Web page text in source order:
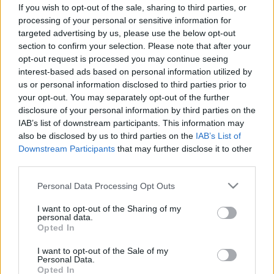
If you wish to opt-out of the sale, sharing to third parties, or
processing of your personal or sensitive information for
targeted advertising by us, please use the below opt-out
section to confirm your selection. Please note that after your
opt-out request is processed you may continue seeing
interest-based ads based on personal information utilized by
us or personal information disclosed to third parties prior to
your opt-out. You may separately opt-out of the further
disclosure of your personal information by third parties on the
IAB’s list of downstream participants. This information may
also be disclosed by us to third parties on the IAB’s List of
Downstream Participants that may further disclose it to other
Please note that this website/app uses one or more Google
not limited to your visit or usage behaviour. You may click to
grant or deny consent to Google and its third-party tags to
use your data for below specified purposes in below Google
consent section.
Personal Data Processing Opt Outs
I want to opt-out of the Sharing of my
personal data.
Opted In
I want to opt-out of the Sale of my
Personal Data.
Opted In